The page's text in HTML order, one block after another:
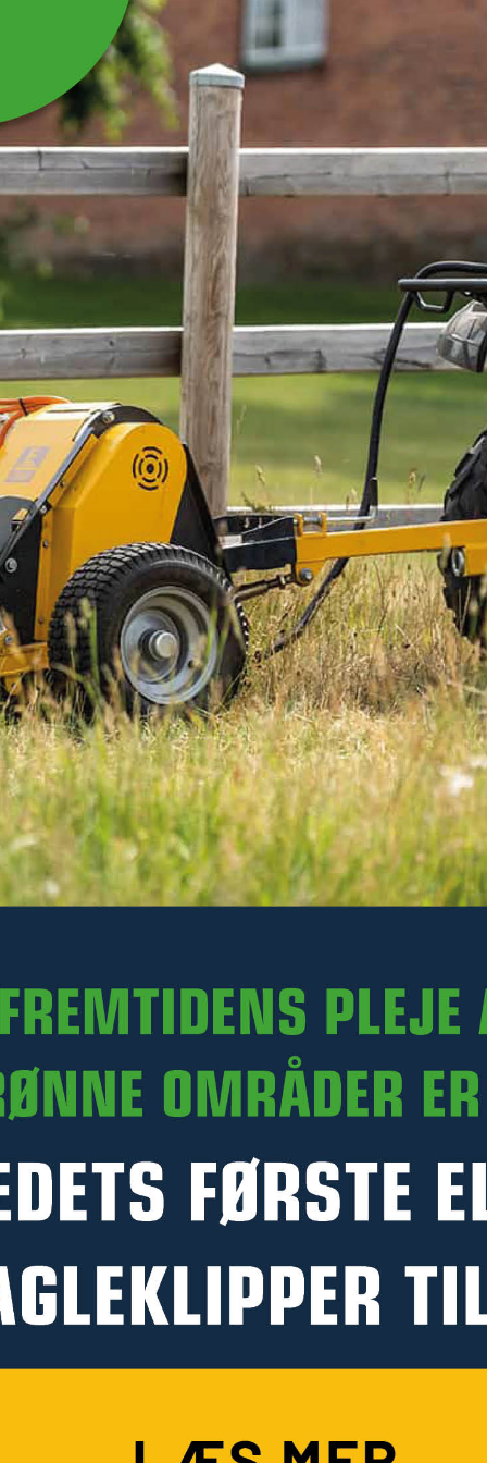
VARMEKABEL MED
TERMOSTAT 230 V, 18
M
Holder vandforsyningen frostfri ned til maks. -45
Læs mere
420 kr
Ekskl. moms
På lager
- +
LÆG I KURV
PRODUKTINFORMATION
HANDLE HOS KELLFRI